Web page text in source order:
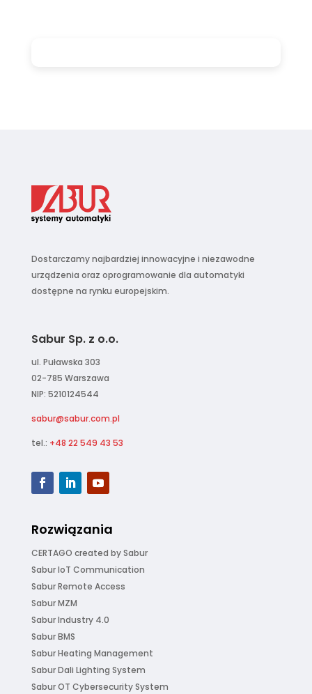
Dostarczamy najbardziej innowacyjne i niezawodne
urządzenia oraz oprogramowanie dla automatyki
dostępne na rynku europejskim.
Sabur Sp. z o.o.
ul. Puławska 303
02-785 Warszawa
NIP: 5210124544
sabur@sabur.com.pl
tel.: +48 22 549 43 53
Rozwiązania
CERTAGO created by Sabur
Sabur IoT Communication
Sabur Remote Access
Sabur MZM
Sabur Industry 4.0
Sabur BMS
Sabur Heating Management
Sabur Dali Lighting System
Sabur OT Cybersecurity System